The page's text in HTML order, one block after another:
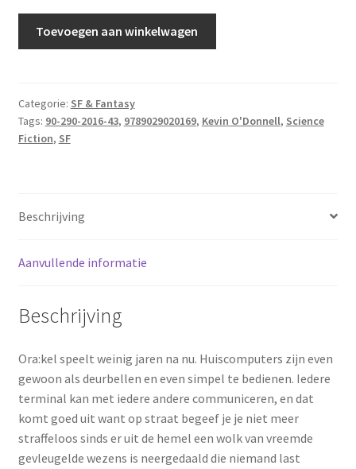
aantal
Toevoegen aan winkelwagen
Categorie: SF & Fantasy
Tags: 90-290-2016-43, 9789029020169, Kevin O'Donnell, Science
Fiction, SF
Beschrijving
Aanvullende informatie
Beschrijving
Ora:kel speelt weinig jaren na nu. Huiscomputers zijn even
gewoon als deurbellen en even simpel te bedienen. Iedere
terminal kan met iedere andere communiceren, en dat
komt goed uit want op straat begeef je je niet meer
straffeloos sinds er uit de hemel een wolk van vreemde
gevleugelde wezens is neergedaald die niemand last